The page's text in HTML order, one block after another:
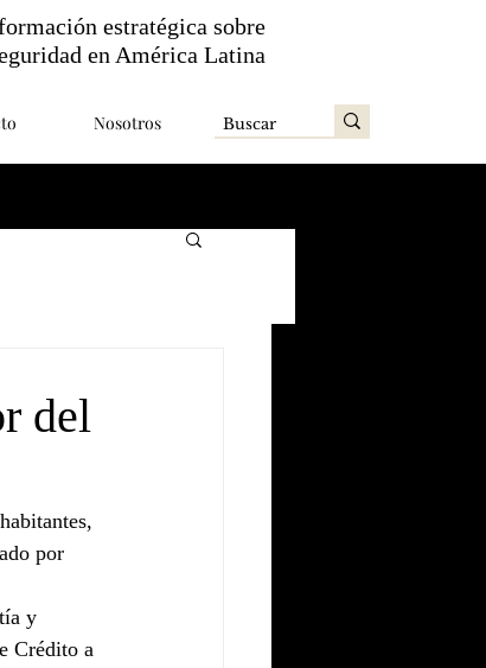
Nosotros
estratégica sobre
en América Latina
del
por
y
Crédito a